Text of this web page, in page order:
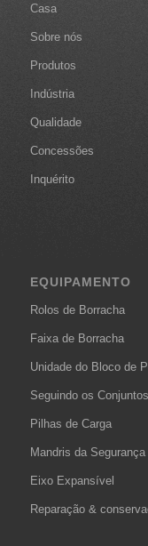
Casa
Sobre nós
Produtos
Indústria
Qualidade
Concessões
Inquérito
EQUIPAMENTO
Rolos de Borracha
Faixa de Borracha
Unidade do Bloco de
Seguindo os
Pilhas de Carga
Mandris da Segurança
Eixo Expansível
Reparação &